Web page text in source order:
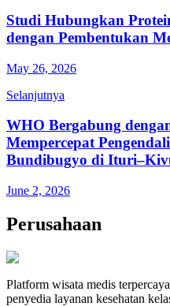
Studi Hubungkan
dengan Pembentukan
May 26, 2026
Selanjutnya
WHO Bergabung
Mempercepat
Bundibugyo di
June 2, 2026
Perusahaan
Platform wisata medis
penyedia layanan kesehatan